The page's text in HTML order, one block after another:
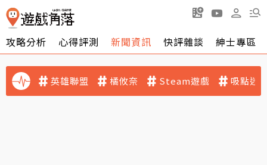
攻略分析 心得評測 新聞資訊 快評雜談 紳士專區
英雄聯盟 橘攸奈 Steam遊戲 吸點迷